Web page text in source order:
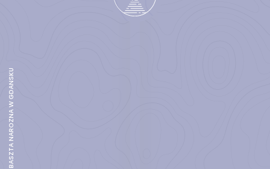
BASZTA NAROZNA W GDANSKU